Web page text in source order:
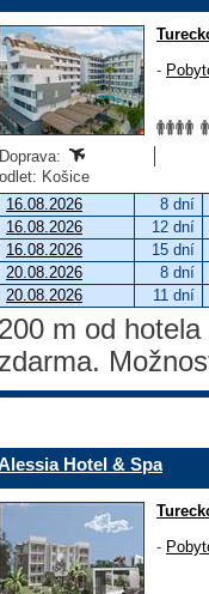
-
Doprava:
odlet: Košice
16.08.2026
8 dní
16.08.2026
12 dní
16.08.2026
15 dní
20.08.2026
8 dní
20.08.2026
11 dní
200 m od
zdarma.
Hotel & Spa
-